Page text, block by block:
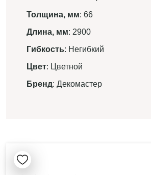
Толщина, мм: 66
Длина, мм: 2900
Гибкость: Негибкий
Цвет: Цветной
Бренд: Декомастер